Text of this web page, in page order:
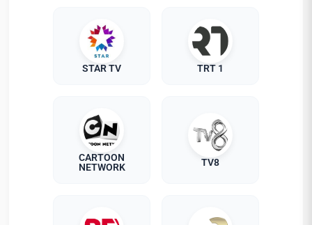
STAR TV TRT 1
CARTOON
NETWORK
TV8